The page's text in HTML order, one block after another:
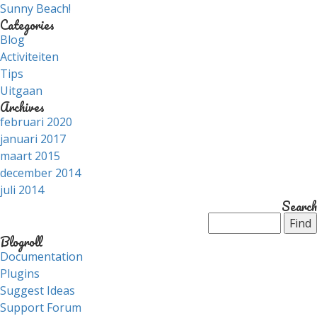
Sunny Beach!
Categories
Blog
Activiteiten
Tips
Uitgaan
Archives
februari 2020
januari 2017
maart 2015
december 2014
juli 2014
Search
Blogroll
Documentation
Plugins
Suggest Ideas
Support Forum